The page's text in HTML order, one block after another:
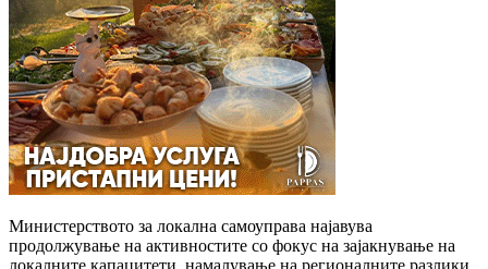
Министерството за локална самоуправа најавува
продолжување на активностите со фокус на зајакнување на
локалните капацитети, намалување на регионалните разлики